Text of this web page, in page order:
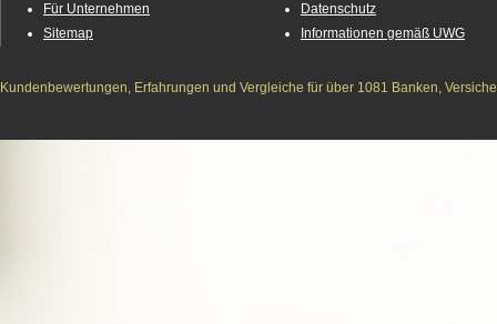
Für Unternehmen
Sitemap
Datenschutz
Informationen gemäß UWG
Kundenbewertungen, Erfahrungen und Vergleiche für über 1081 Banken,